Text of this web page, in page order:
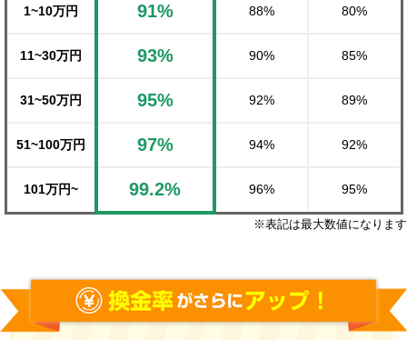
1~10万円 91% 88% 80%
11~30万円 93% 90% 85%
31~50万円 95% 92% 89%
51~100万円 97% 94% 92%
101万円~ 99.2% 96% 95%
※表記は最大数値になります